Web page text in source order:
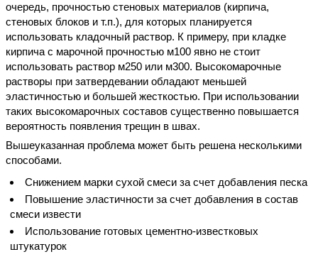
очередь, прочностью стеновых материалов (кирпича,
стеновых блоков и т.п.), для которых планируется
использовать кладочный раствор. К примеру, при кладке
кирпича с марочной прочностью м100 явно не стоит
использовать раствор м250 или м300. Высокомарочные
растворы при затвердевании обладают меньшей
эластичностью и большей жесткостью. При использовании
таких высокомарочных составов существенно повышается
вероятность появления трещин в швах.
Вышеуказанная проблема может быть решена несколькими
способами.
Снижением марки сухой смеси за счет добавления песка
Повышение эластичности за счет добавления в состав
смеси извести
Использование готовых цементно-известковых
штукатурок